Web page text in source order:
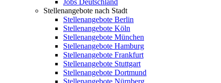
Jobs Deutschland
Stellenangebote nach Stadt
Stellenangebote Berlin
Stellenangebote Köln
Stellenangebote München
Stellenangebote Hamburg
Stellenangebote Frankfurt
Stellenangebote Stuttgart
Stellenangebote Dortmund
Stellenangebote Nürnberg